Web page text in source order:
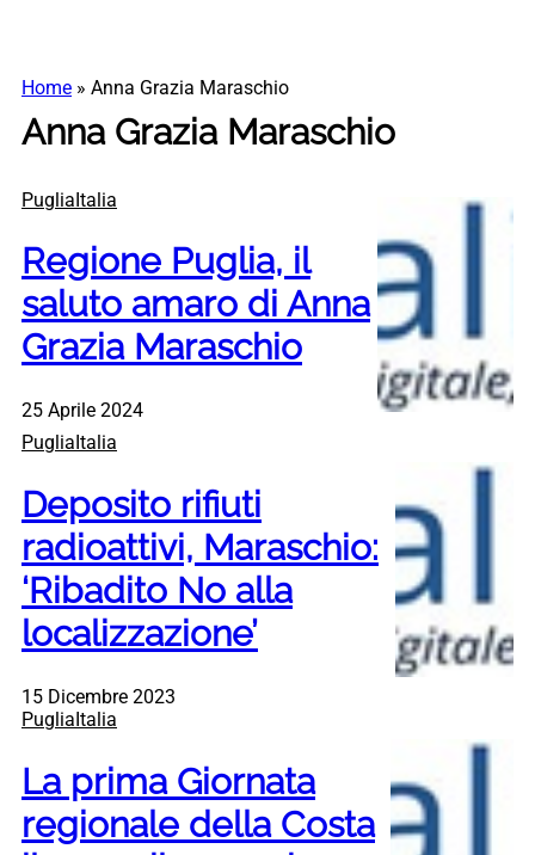
Home » Anna Grazia Maraschio
Anna Grazia Maraschio
PugliaItalia
Regione Puglia, il
saluto amaro di Anna
Grazia Maraschio
25 Aprile 2024
PugliaItalia
Deposito rifiuti
radioattivi, Maraschio:
‘Ribadito No alla
localizzazione’
15 Dicembre 2023
PugliaItalia
La prima Giornata
regionale della Costa